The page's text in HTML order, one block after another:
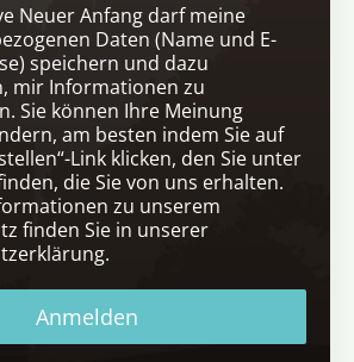
Neuer Anfang darf meine
Daten (Name und E-
speichern und dazu
mir Informationen zu
Sie können Ihre Meinung
am besten indem Sie auf
Link klicken, den Sie unter
die Sie von uns erhalten.
zu unserem
finden Sie in unserer
Anmelden